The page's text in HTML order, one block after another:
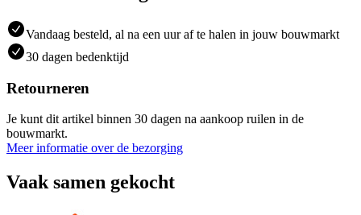
Vandaag besteld, al na een uur af te halen in jouw bouwmarkt
30 dagen bedenktijd
Retourneren
Je kunt dit artikel binnen 30 dagen na aankoop ruilen in de
bouwmarkt.
Meer informatie over de bezorging
Vaak samen gekocht